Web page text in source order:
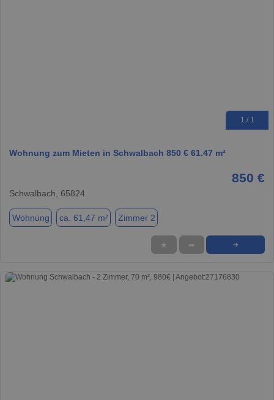
1 / 1
Wohnung zum Mieten in Schwalbach 850 € 61.47 m²
850 €
Schwalbach, 65824
Wohnung ca. 61,47 m² Zimmer 2
★ ➦ ➜